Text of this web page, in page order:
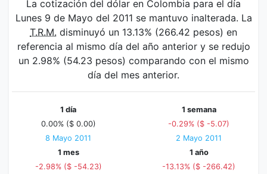
La cotización del dólar en Colombia para el día
Lunes 9 de Mayo del 2011 se mantuvo inalterada. La
T.R.M. disminuyó un 13.13% (266.42 pesos) en
referencia al mismo día del año anterior y se redujo
un 2.98% (54.23 pesos) comparando con el mismo
día del mes anterior.
1 día
0.00% ($ 0.00)
8 Mayo 2011
1 semana
-0.29% ($ -5.07)
2 Mayo 2011
1 mes
-2.98% ($ -54.23)
1 año
-13.13% ($ -266.42)